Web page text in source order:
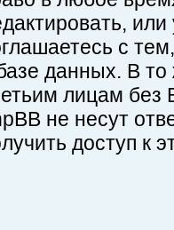
с
данных. В
лицам без
не несут
доступ к